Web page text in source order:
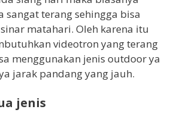
sangat terang sehingga bisa
matahari. Oleh karena itu
videotron yang terang
menggunakan jenis outdoor ya
jarak pandang yang jauh.
jenis